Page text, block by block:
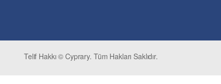
Telif Hakkı © Cyprary. Tüm Hakları Saklıdır.